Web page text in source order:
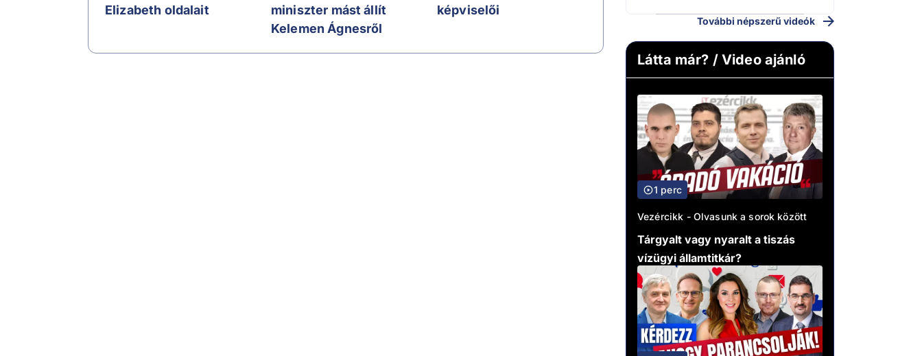
Elizabeth oldalait
miniszter mást állít
Kelemen Ágnesről
képviselői
További népszerű videók
Látta már? / Video ajánló
1 perc
Vezércikk - Olvasunk a sorok között
Tárgyalt vagy nyaralt a tiszás
vízügyi államtitkár?